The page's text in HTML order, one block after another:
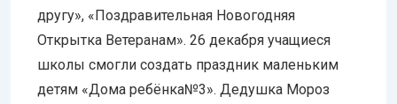
другу», «Поздравительная Новогодняя
Открытка Ветеранам». 26 декабря учащиеся
школы смогли создать праздник маленьким
детям «Дома ребёнка№3». Дедушка Мороз